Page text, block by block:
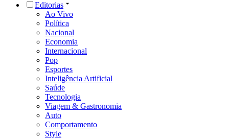
Editorias
Ao Vivo
Política
Nacional
Economia
Internacional
Pop
Esportes
Inteligência Artificial
Saúde
Tecnologia
Viagem & Gastronomia
Auto
Comportamento
Style